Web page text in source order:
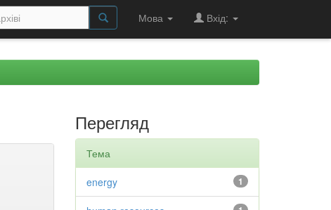
Мова Вхід:
Перегляд
Тема
1
energy